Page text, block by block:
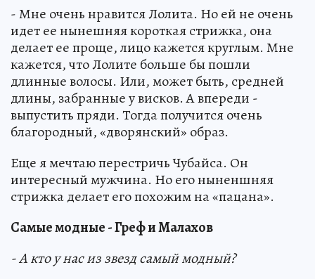
- Мне очень нравится Лолита. Но ей не очень
идет ее нынешняя короткая стрижка, она
делает ее проще, лицо кажется круглым. Мне
кажется, что Лолите больше бы пошли
длинные волосы. Или, может быть, средней
длины, забранные у висков. А впереди -
выпустить пряди. Тогда получится очень
благородный, «дворянский» образ.
Еще я мечтаю перестричь Чубайса. Он
интересный мужчина. Но его ныненшняя
стрижка делает его похожим на «пацана».
Самые модные - Греф и Малахов
- А кто у нас из звезд самый модный?